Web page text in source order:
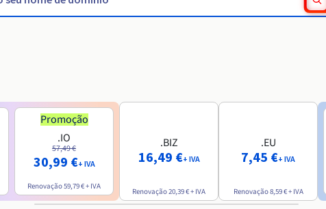
Promoção
.IO
57,49 €
30,99 €+ IVA
Renovação59,79 €+ IVA
.BIZ
16,49 €+ IVA
Renovação20,39 €+ IVA
.EU
7,45 €+ IVA
Renovação8,59 €+ IVA